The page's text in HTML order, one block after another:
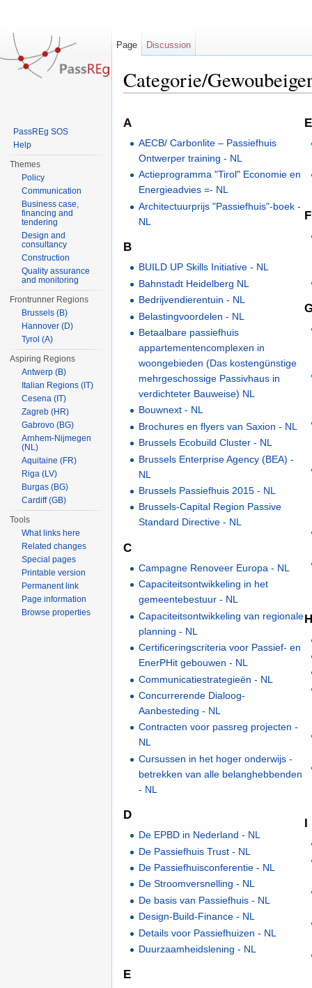
Categorie/
A
AECB/ Carbonlite – Passiefhuis
Ontwerper training - NL
Actieprogramma "Tirol" Economie en
Energieadvies =- NL
Architectuurprijs "Passiefhuis"-boek -
NL
B
BUILD UP Skills Initiative - NL
Bahnstadt Heidelberg NL
Bedrijvendierentuin - NL
Belastingvoordelen - NL
Betaalbare passiefhuis
appartementencomplexen in
woongebieden (Das kostengünstige
mehrgeschossige Passivhaus in
verdichteter Bauweise) NL
Bouwnext - NL
Brochures en flyers van Saxion - NL
Brussels Ecobuild Cluster - NL
Brussels Enterprise Agency (BEA) -
NL
Brussels Passiefhuis 2015 - NL
Brussels-Capital Region Passive
Standard Directive - NL
C
Campagne Renoveer Europa - NL
Capaciteitsontwikkeling in het
gemeentebestuur - NL
Capaciteitsontwikkeling van regionale
planning - NL
Certificeringscriteria voor Passief- en
EnerPHit gebouwen - NL
Communicatiestrategieën - NL
Concurrerende Dialoog-
Aanbesteding - NL
Contracten voor passreg projecten -
NL
Cursussen in het hoger onderwijs -
betrekken van alle belanghebbenden
- NL
D
De EPBD in Nederland - NL
De Passiefhuis Trust - NL
De Passiefhuisconferentie - NL
De Stroomversnelling - NL
De basis van Passiefhuis - NL
Design-Build-Finance - NL
Details voor Passiefhuizen - NL
Duurzaamheidslening - NL
E
F
H
I
Page Discussion
PassREg SOS
Help
Themes
Policy
Communication
Business case,
financing and
tendering
Design and
consultancy
Construction
Quality assurance
and monitoring
Frontrunner Regions
Brussels (B)
Hannover (D)
Tyrol (A)
Aspiring Regions
Antwerp (B)
Italian Regions (IT)
Cesena (IT)
Zagreb (HR)
Gabrovo (BG)
Arnhem-Nijmegen
(NL)
Aquitaine (FR)
Riga (LV)
Burgas (BG)
Cardiff (GB)
Tools
What links here
Related changes
Special pages
Printable version
Permanent link
Page information
Browse properties